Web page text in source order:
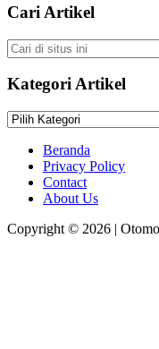
Jalan
Footer
Cari Artikel
Cari
di
situs
ini
Kategori Artikel
Kategori
Beranda
Privacy Policy
Contact
About Us
Copyright © 2026 |